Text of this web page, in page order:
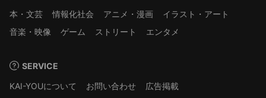
本・文芸
情報化社会 アニメ・漫画
イラスト・アート
音楽・映像
ゲーム ストリート エンタメ
SERVICE
KAI-YOUについて
お問い合わせ
広告掲載